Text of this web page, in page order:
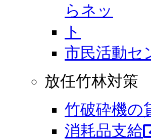
市⺠活動セ
放任竹林対策
竹破砕機の
消耗品支給